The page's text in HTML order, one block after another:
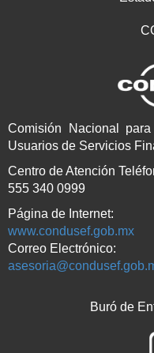
Comisión Nacional
Usuarios de Servicios
Centro de Atención
555 340 0999
Página de Internet:
www.condusef.gob.mx
Correo Electrónico:
Buró de